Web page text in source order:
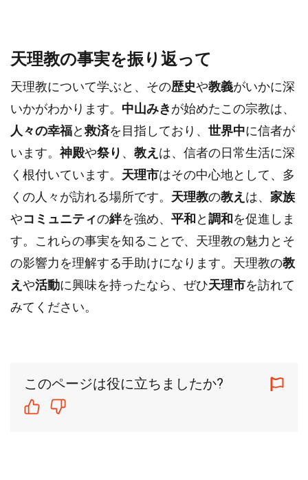
天理教の事実を振り返って
天理教について学ぶと、その歴史や教義がいかに深
いかがわかります。 中山みきが始めたこの宗教は、
人々の幸福と救済を目指しており、 世界中に信者が
います。 神殿や祭り 、 教え は、信者の日常生活に深
く根付いています。 天理市はその中心地として、多
くの人々が訪れる場所です。 天理教の教え は、 家族
やコミュニティの絆を強め、 平和と調和を促進しま
す。これらの事実を知ることで、天理教の魅力とそ
の影響力を理解する手助けになります。天理教の教
え や活動に興味を持ったなら、ぜひ天理市を訪れて
みてください。
このページは役に立ちましたか?